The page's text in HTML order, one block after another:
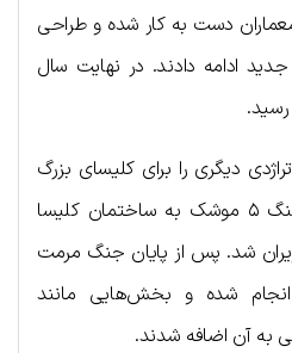
معماران دست به کار شده و طراحی
جدید ادامه دادند. در نهایت سال
دیگری را برای کلیسای بزرگ
کلن رقم زد. در طی این جنگ ۵ موشک به ساختمان کلیسا
شد. پس از پایان جنگ مرمت
شده و بخش‌هایی مانند
به آن اضافه شدند.